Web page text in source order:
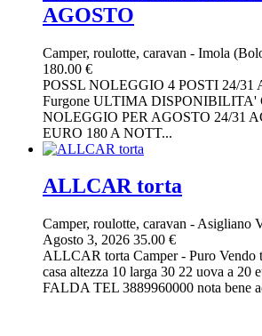
AGOSTO
Camper, roulotte, caravan - Imola
180.00 €
POSSL NOLEGGIO 4 POSTI 24/31
Furgone ULTIMA DISPONIBILITA'
NOLEGGIO PER AGOSTO 24/31
EURO 180 A NOTT...
ALLCAR torta
Camper, roulotte, caravan - Asigliano
Agosto 3, 2026 35.00 €
ALLCAR torta Camper - Puro Vendo
casa altezza 10 larga 30 22 uova a
FALDA TEL 3889960000 nota bene